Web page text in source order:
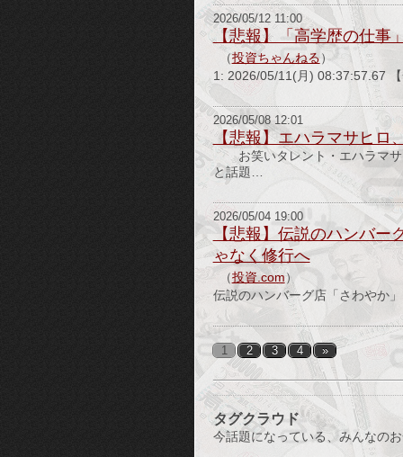
2026/05/12 11:00
【悲報】「高学歴の仕事
（投資ちゃんねる）
1: 2026/05/11(月) 08:37:57.67
2026/05/08 12:01
【悲報】エハラマサヒロ
お笑いタレント・エハラマサ
と話題…
2026/05/04 19:00
【悲報】伝説のハンバー
ゃなく修行へ
（投資.com）
伝説のハンバーグ店「さわやか
1 2 3 4 »
タグクラウド
今話題になっている、みんなの